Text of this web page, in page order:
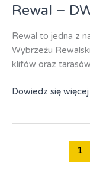
Rewal –
Rewal to jedna z
Wybrzeżu
klifów oraz
Rewal
Dowiedz się
1